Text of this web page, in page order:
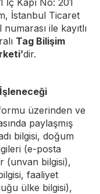
İç Kapı No: 201
İstanbul Ticaret
ile kayıtlı
Tag Bilişim
dir.
üzerinden ve
paylaşmış
bilgisi, doğum
(e-posta
(unvan bilgisi),
faaliyet
ülke bilgisi),